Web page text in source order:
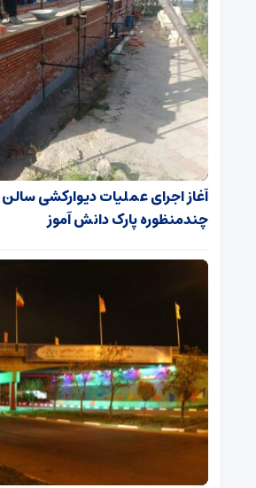
آغاز اجرای عملیات دیوارکشی
چندمنظوره پارک دانش آموز